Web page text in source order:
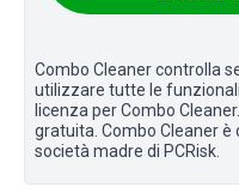
Combo Cleaner controlla
utilizzare tutte le
licenza per Combo
gratuita. Combo Cleaner
società madre di PCRisk.